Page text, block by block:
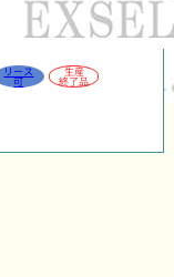
リース
可
生産
終了品